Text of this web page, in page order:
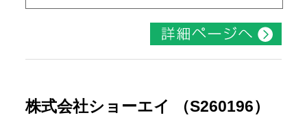
株式会社ショーエイ （S260196）